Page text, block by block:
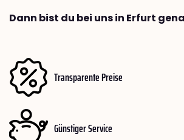
Dann bist du bei uns in Erfurt
Transparente Preise
Günstiger Service